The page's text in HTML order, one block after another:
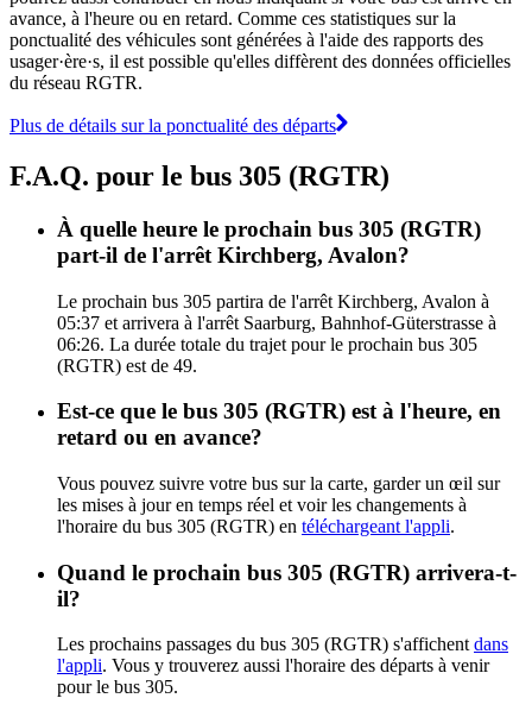
avance, à l'heure ou en retard. Comme ces statistiques sur la
ponctualité des véhicules sont générées à l'aide des rapports des
usager·ère·s, il est possible qu'elles diffèrent des données officielles
du réseau RGTR.
Plus de détails sur la ponctualité des départs
F.A.Q. pour le bus 305 (RGTR)
À quelle heure le prochain bus 305 (RGTR)
part-il de l'arrêt Kirchberg, Avalon?
Le prochain bus 305 partira de l'arrêt Kirchberg, Avalon à
05:37 et arrivera à l'arrêt Saarburg, Bahnhof-Güterstrasse à
06:26. La durée totale du trajet pour le prochain bus 305
(RGTR) est de 49.
Est-ce que le bus 305 (RGTR) est à l'heure, en
retard ou en avance?
Vous pouvez suivre votre bus sur la carte, garder un œil sur
les mises à jour en temps réel et voir les changements à
l'horaire du bus 305 (RGTR) en téléchargeant l'appli.
Quand le prochain bus 305 (RGTR) arrivera-t-
il?
Les prochains passages du bus 305 (RGTR) s'affichentdans
l'appli. Vous y trouverez aussi l'horaire des départs à venir
pour le bus 305.